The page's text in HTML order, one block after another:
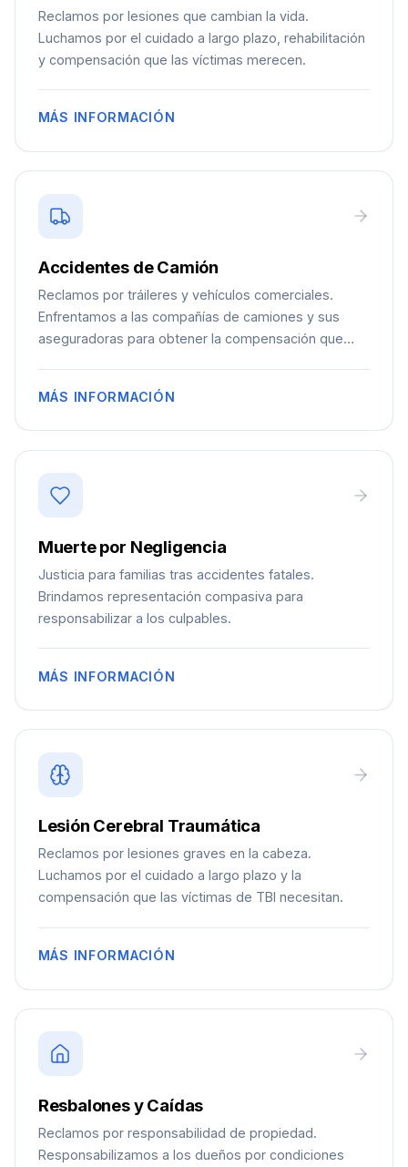
Reclamos por lesiones que cambian la vida.
Luchamos por el cuidado a largo plazo, rehabilitación
y compensación que las víctimas merecen.
MÁS INFORMACIÓN
Accidentes de Camión
Reclamos por tráileres y vehículos comerciales.
Enfrentamos a las compañías de camiones y sus
aseguradoras para obtener la compensación que
MÁS INFORMACIÓN
Muerte por Negligencia
Justicia para familias tras accidentes fatales.
Brindamos representación compasiva para
responsabilizar a los culpables.
MÁS INFORMACIÓN
Lesión Cerebral Traumática
Reclamos por lesiones graves en la cabeza.
Luchamos por el cuidado a largo plazo y la
compensación que las víctimas de TBI necesitan.
MÁS INFORMACIÓN
Resbalones y Caídas
Reclamos por responsabilidad de propiedad.
Responsabilizamos a los dueños por condiciones